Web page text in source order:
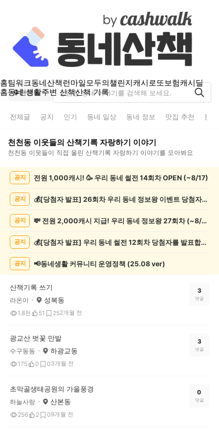
홈팀워크동네산책런마일모두의챌린지캐시로또보험캐시딜
홈동네 생활주변 산책산책 기록
천천동
전체글 공지 인기 동네 일상 동네 정보 맛집 추천 분
천천동 이웃들의 산책기록 자랑하기 이야기
천천동 이웃들이 직접 올린 산책기록 자랑하기 이야기를 모아봐요
게
공지 전원 1,000캐시! 🥳 우리 동네 썰전 14회차 OPEN (~8/17)
공지 💰[당첨자 발표] 26회차 우리 동네 정보왕 이벤트 당첨자를 발표합니다!
공지 💸 전원 2,000캐시 지급! 우리 동네 정보왕 27회차 (~8/10)
공지 💰[당첨자 발표] 우리 동네 썰전 12회차 당첨자를 발표합니다!
공지 📢동네생활 커뮤니티 운영정책 (25.08 ver)
산책기록 쓰기
라온이 성복동
1.8천 51 252개월 전
3
댓글
광교산 벗꽃 만발
수구동동 하광교동
175 0 03개월 전
3
댓글
초막골생태공원의 가을풍경
하늘사랑 산본동
256 2 09개월 전
0
댓글